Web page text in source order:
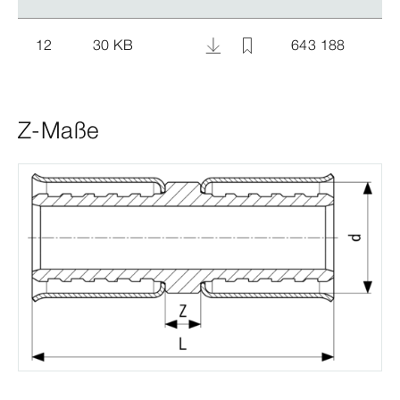
12 30 KB 643 188
Z-Maße